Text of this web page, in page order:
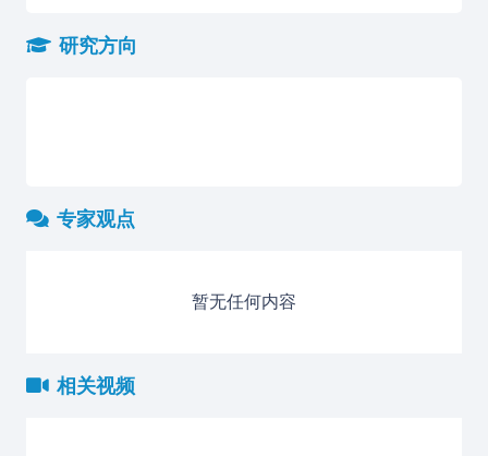
研究方向
专家观点
暂无任何内容
相关视频